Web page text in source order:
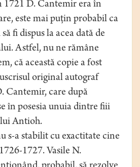
1721 D. Cantemir era în
este mai puţin probabil ca
fi dispus la acea dată de
Astfel, nu ne rămâne
că această copie a fost
original autograf
Cantemir, care după
în posesia unuia dintre fiii
Antioh.
s-a stabilit cu exactitate cine
1727. Vasile N.